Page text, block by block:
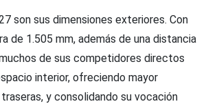
son sus dimensiones exteriores. Con
de 1.505 mm, además de una distancia
de sus competidores directos
interior, ofreciendo mayor
y consolidando su vocación